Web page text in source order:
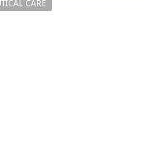
CARE